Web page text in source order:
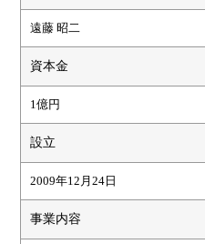
遠藤 昭二
資本金
1億円
設立
2009年12月24日
事業内容